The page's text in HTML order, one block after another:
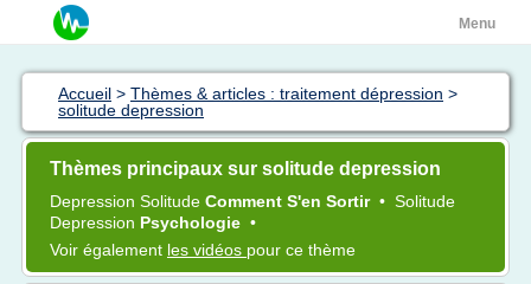
Menu
Accueil > Thèmes & articles : traitement dépression >
solitude depression
Thèmes principaux sur solitude depression
Depression Solitude Comment S'en Sortir • Solitude
Depression Psychologie •
Voir également les vidéos pour ce thème